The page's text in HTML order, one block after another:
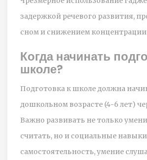
задержкой речевого развития,
сном и снижением
Когда начинать
школе?
Подготовка к школе должна
дошкольном возрасте (4-6 лет)
Важно развивать не только
считать, но и социальные
самостоятельность, умение